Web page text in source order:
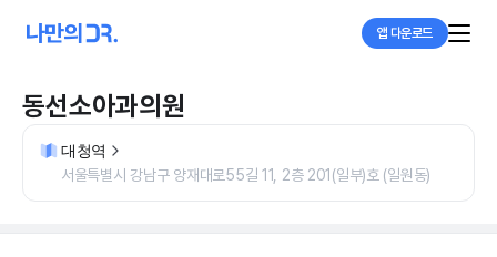
앱 다운로드
동선소아과의원
대청역
서울특별시 강남구 양재대로55길 11, 2층 201(일부)호 (일원동)